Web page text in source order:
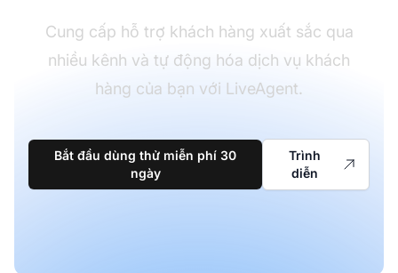
Cung cấp hỗ trợ khách hàng xuất sắc qua
nhiều kênh và tự động hóa dịch vụ khách
hàng của bạn với LiveAgent.
Bắt đầu dùng thử miễn phí 30
ngày
Trình
diễn